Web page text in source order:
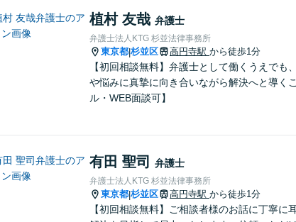
植村 友哉 弁護士
弁護士法人KTG 杉並法律事務所
東京都|杉並区 高円寺駅 から徒歩1分
【初回相談無料】弁護士として働くうえで
や悩みに真摯に向き合いながら解決へと導く
ル・WEB面談可】
有田 聖司 弁護士
弁護士法人KTG 杉並法律事務所
東京都|杉並区 高円寺駅 から徒歩1分
【初回相談無料】ご相談者様のお話に丁寧